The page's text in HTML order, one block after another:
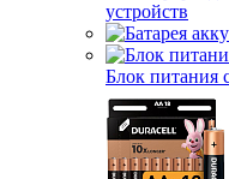
устройств
Блок питания